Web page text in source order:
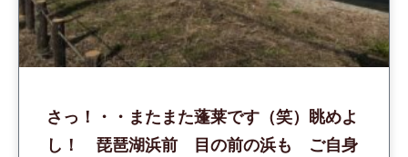
さっ！・・またまた蓬莱です（笑）眺めよ
し！ 琵琶湖浜前 目の前の浜も ご自身